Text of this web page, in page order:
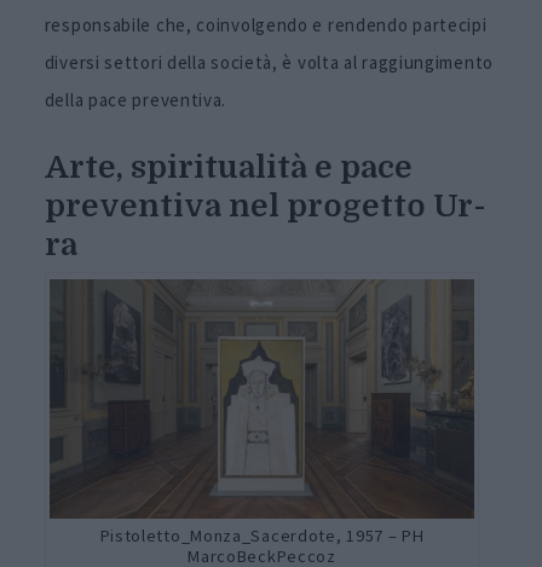
responsabile che, coinvolgendo e rendendo partecipi
diversi settori della società, è volta al raggiungimento
della pace preventiva.
Arte, spiritualità e pace
preventiva nel progetto Ur-
ra
Pistoletto_Monza_Sacerdote, 1957 – PH
MarcoBeckPeccoz